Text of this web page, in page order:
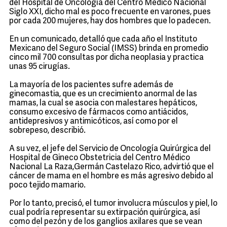
del Hospital de Oncología del Centro Médico Nacional
Siglo XXI, dicho mal es poco frecuente en varones, pues
por cada 200 mujeres, hay dos hombres que lo padecen.
En un comunicado, detalló que cada año el Instituto
Mexicano del Seguro Social (IMSS) brinda en promedio
cinco mil 700 consultas por dicha neoplasia y practica
unas 95 cirugías.
La mayoría de los pacientes sufre además de
ginecomastia, que es un crecimiento anormal de las
mamas, la cual se asocia con malestares hepáticos,
consumo excesivo de fármacos como antiácidos,
antidepresivos y antimicóticos, así como por el
sobrepeso, describió.
A su vez, el jefe del Servicio de Oncología Quirúrgica del
Hospital de Gineco Obstetricia del Centro Médico
Nacional La Raza,Germán Castelazo Rico, advirtió que el
cáncer de mama en el hombre es más agresivo debido al
poco tejido mamario.
Por lo tanto, precisó, el tumor involucra músculos y piel, lo
cual podría representar su extirpación quirúrgica, así
como del pezón y de los ganglios axilares que se vean